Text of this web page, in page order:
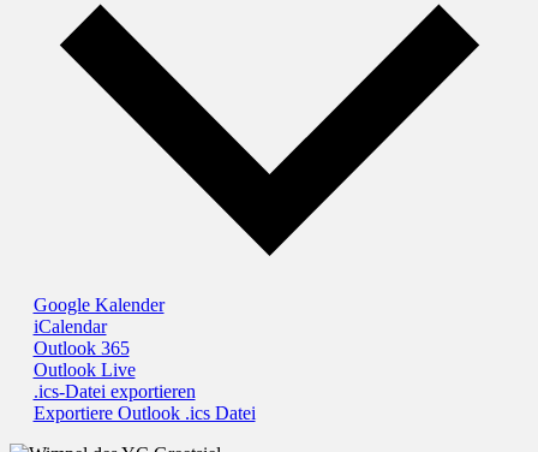
Google Kalender
iCalendar
Outlook 365
Outlook Live
.ics-Datei exportieren
Exportiere Outlook .ics Datei